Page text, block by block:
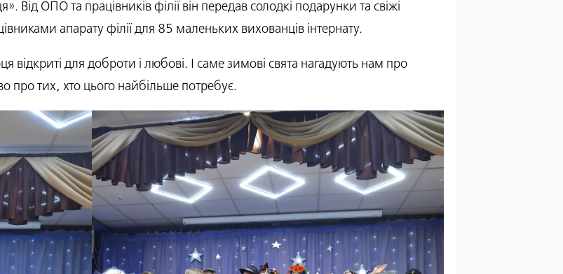
Від ОПО та працівників філії він передав солодкі подарунки та свіжі
апарату філії для 85 маленьких вихованців інтернату.
відкриті для доброти і любові. І саме зимові свята нагадують нам про
про тих, хто цього найбільше потребує.